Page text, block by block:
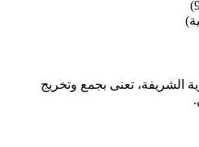
الشريفة، تعنى بجمع وتخريج